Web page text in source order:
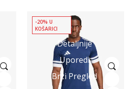
Detaljnije
Uporedi
Brzi Pregled
-20% U
KOŠARICI